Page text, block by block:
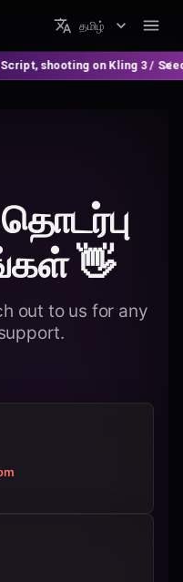
தமிழ்
on Kling 3 / Seedance
👋
out to us for any